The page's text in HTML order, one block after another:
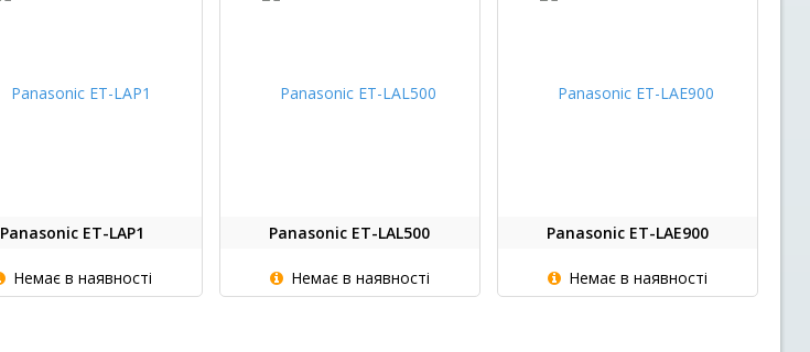
Panasonic ET-LAP1
Немає в наявності
Panasonic ET-LAL500
Немає в наявності
Panasonic ET-LAE900
Немає в наявності